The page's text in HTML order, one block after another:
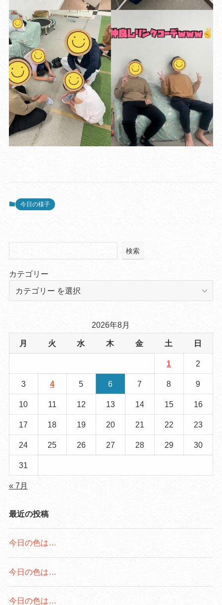
今日の様子
検索
カテゴリー
2026年8月
月 火 水 木 金 土 日
1 2
3 4 5 6 7 8 9
10 11 12 13 14 15 16
17 18 19 20 21 22 23
24 25 26 27 28 29 30
31
« 7月
最近の投稿
今日の色は…
今日の色は…
今日の色は…